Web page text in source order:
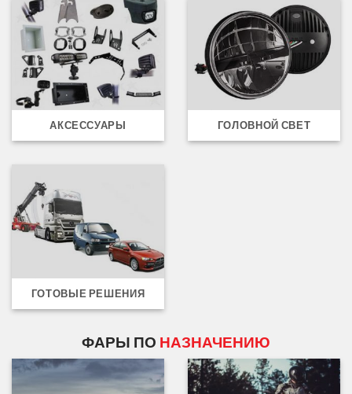
АКСЕССУАРЫ ГОЛОВНОЙ СВЕТ
ГОТОВЫЕ РЕШЕНИЯ
ФАРЫ ПО НАЗНАЧЕНИЮ